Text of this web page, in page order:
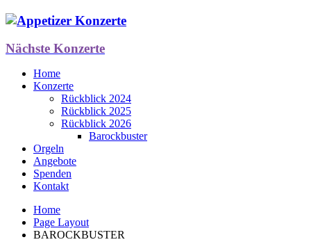
Nächste Konzerte
Home
Konzerte
Rückblick 2024
Rückblick 2025
Rückblick 2026
Barockbuster
Orgeln
Angebote
Spenden
Kontakt
Home
Page Layout
BAROCKBUSTER